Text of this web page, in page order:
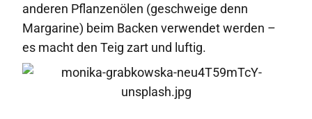
anderen Pflanzenölen (geschweige denn
Margarine) beim Backen verwendet werden –
es macht den Teig zart und luftig.